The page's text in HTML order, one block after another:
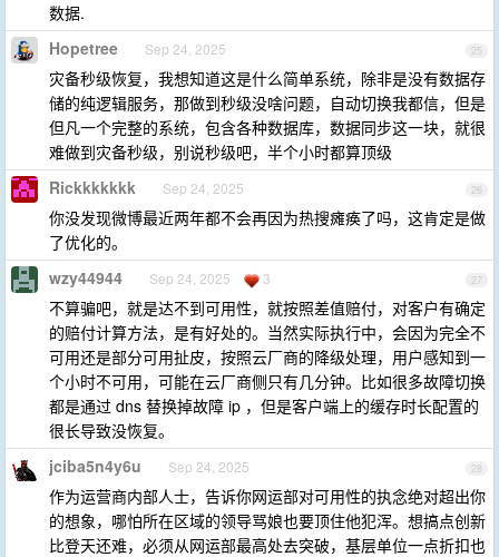
数据.
25
Hopetree Sep 24, 2025
灾备秒级恢复，我想知道这是什么简单系统，除非是没有数据存
储的纯逻辑服务，那做到秒级没啥问题，自动切换我都信，但是
但凡一个完整的系统，包含各种数据库，数据同步这一块，就很
难做到灾备秒级，别说秒级吧，半个小时都算顶级
26
Rickkkkkkk Sep 24, 2025
你没发现微博最近两年都不会再因为热搜瘫痪了吗，这肯定是做
了优化的。
27
wzy44944 Sep 24, 2025 3
不算骗吧，就是达不到可用性，就按照差值赔付，对客户有确定
的赔付计算方法，是有好处的。当然实际执行中，会因为完全不
可用还是部分可用扯皮，按照云厂商的降级处理，用户感知到一
个小时不可用，可能在云厂商侧只有几分钟。比如很多故障切换
都是通过 dns 替换掉故障 ip ，但是客户端上的缓存时长配置的
很长导致没恢复。
28
jciba5n4y6u Sep 24, 2025
作为运营商内部人士，告诉你网运部对可用性的执念绝对超出你
的想象，哪怕所在区域的领导骂娘也要顶住他犯浑。想搞点创新
比登天还难，必须从网运部最高处去突破，基层单位一点折扣也